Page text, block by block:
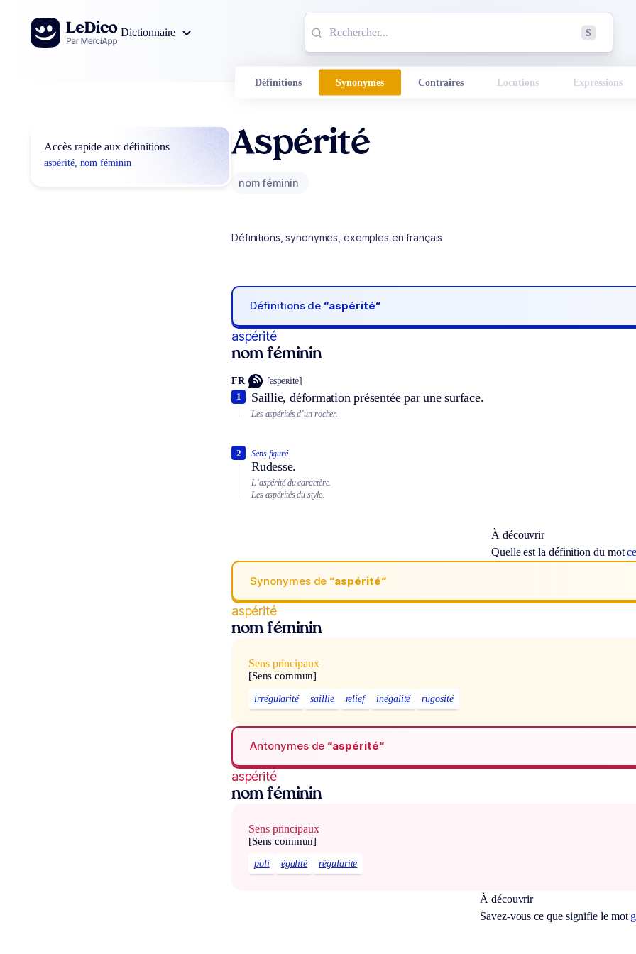
Aller au contenu
Dictionnaire
S
Définitions Synonymes Contraires Locutions Expressions
Accès rapide aux définitions
aspérité, nom féminin
Aspérité
nom féminin
Définitions, synonymes, exemples en français
Définitions de “aspérité“
aspérité
nom féminin
FR [aspeʀite]
Saillie, déformation présentée par une surface.
1
Les aspérités d’un rocher.
Sens figuré.
Rudesse.
2
L’aspérité du caractère.
Les aspérités du style.
À découvrir
Quelle est la définition du mot
Synonymes de “aspérité“
aspérité
nom féminin
Sens principaux
[Sens commun]
irrégularité saillie relief inégalité rugosité
Antonymes de “aspérité“
aspérité
nom féminin
Sens principaux
[Sens commun]
poli égalité régularité
À découvrir
Savez-vous ce que signifie le mot